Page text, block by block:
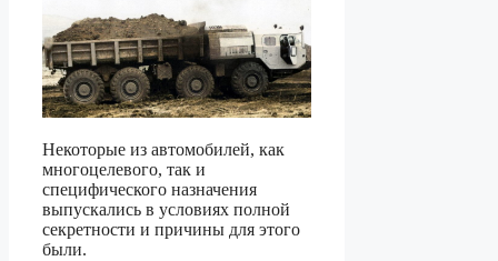
Некоторые из автомобилей, как
многоцелевого, так и
специфического назначения
выпускались в условиях полной
секретности и причины для этого
были.